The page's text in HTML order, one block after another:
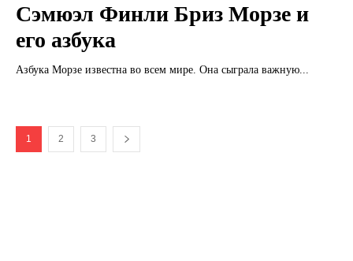
Сэмюэл Финли Бриз Морзе и
его азбука
Азбука Морзе известна во всем мире. Она сыграла важную...
1 2 3